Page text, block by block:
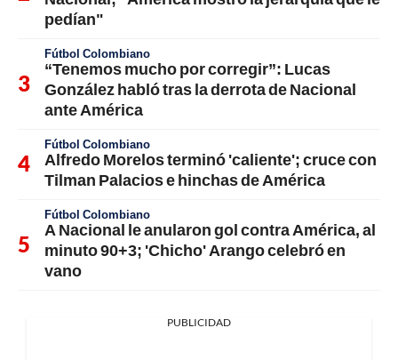
pedían"
Fútbol Colombiano
“Tenemos mucho por corregir”: Lucas
González habló tras la derrota de Nacional
ante América
Fútbol Colombiano
Alfredo Morelos terminó 'caliente'; cruce con
Tilman Palacios e hinchas de América
Fútbol Colombiano
A Nacional le anularon gol contra América, al
minuto 90+3; 'Chicho' Arango celebró en
vano
PUBLICIDAD